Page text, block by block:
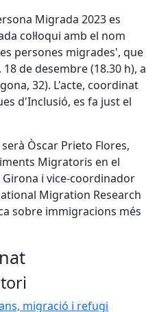
Migrada 2023 es
col·loqui amb el nom
persones migrades', que
de desembre (18.30 h), a
32). L'acte, coordinat
d'Inclusió, es fa just el
Òscar Prieto Flores,
Migratoris en el
Girona i vice-coordinador
Migration Research
sobre immigracions més
migració i refugi